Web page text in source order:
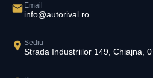
Email
info@autorival.ro
Sediu
Strada Industriilor 149, Chiajna,